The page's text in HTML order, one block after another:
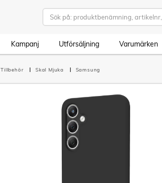
Kampanj Utförsäljning Varumärken
Tillbehör Skal Mjuka Samsung